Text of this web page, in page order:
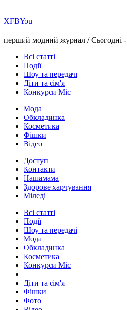
ХFBYou
перший модний журнал /Сьогодні
Всі статті
Події
Шоу та передачі
Діти та сім'я
Конкурси Міс
Мода
Обкладинка
Косметика
Фішки
Відео
Доступ
Контакти
Нашамама
Здорове харчування
Міледі
Всі статті
Події
Шоу та передачі
Мода
Обкладинка
Косметика
Конкурси Міс
Діти та сім'я
Фішки
Фото